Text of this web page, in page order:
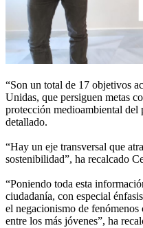
“Son un total de 17 objetivos
Unidas, que persiguen metas
protección medioambiental del
detallado.
“Hay un eje transversal que
sostenibilidad”, ha recalcado
“Poniendo toda esta
ciudadanía, con especial
el negacionismo de
entre los más jóvenes”, ha